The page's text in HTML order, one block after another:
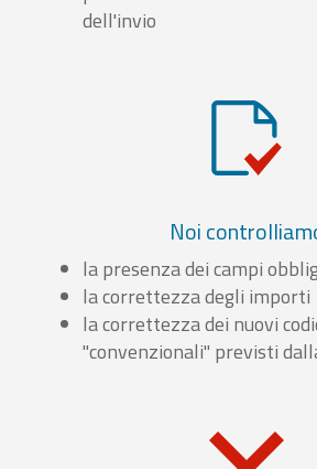
dell'invio
Noi
la presenza dei campi
la correttezza degli importi
la correttezza dei nuovi
"convenzionali" previsti